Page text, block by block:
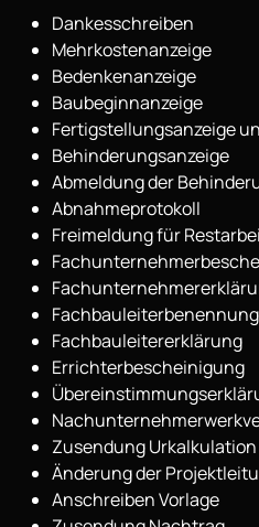
Dankesschreiben
Mehrkostenanzeige
Bedenkenanzeige
Baubeginnanzeige
Fertigstellungsanzeige
Behinderungsanzeige
Abmeldung der
Abnahmeprotokoll
Freimeldung für
Fachbauleiterbenennung
Fachbauleitererklärung
Errichterbescheinigung
Zusendung Urkalkulation
Änderung der
Anschreiben Vorlage